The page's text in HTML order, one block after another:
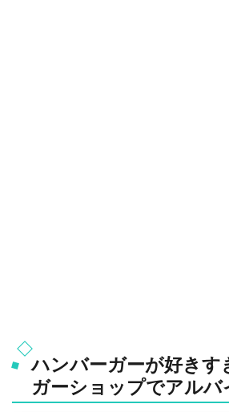
ハンバーガーが好きす
ガーショップでアルバ